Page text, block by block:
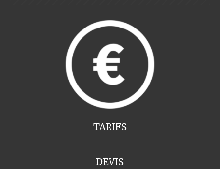
TARIFS
DEVIS